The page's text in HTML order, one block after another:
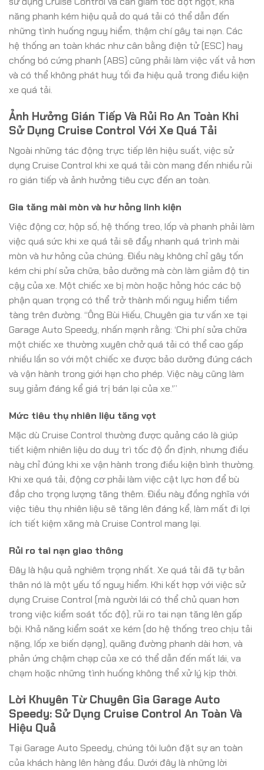
năng phanh kém hiệu quả do quá tải có thể dẫn đến
những tình huống nguy hiểm, thậm chí gây tai nạn. Các
hệ thống an toàn khác như cân bằng điện tử (ESC) hay
chống bó cứng phanh (ABS) cũng phải làm việc vất vả hơn
và có thể không phát huy tối đa hiệu quả trong điều kiện
xe quá tải.
Ảnh Hưởng Gián Tiếp Và Rủi Ro An Toàn Khi
Sử Dụng Cruise Control Với Xe Quá Tải
Ngoài những tác động trực tiếp lên hiệu suất, việc sử
dụng Cruise Control khi xe quá tải còn mang đến nhiều rủi
ro gián tiếp và ảnh hưởng tiêu cực đến an toàn.
Gia tăng mài mòn và hư hỏng linh kiện
Việc động cơ, hộp số, hệ thống treo, lốp và phanh phải làm
việc quá sức khi xe quá tải sẽ đẩy nhanh quá trình mài
mòn và hư hỏng của chúng. Điều này không chỉ gây tốn
kém chi phí sửa chữa, bảo dưỡng mà còn làm giảm độ tin
cậy của xe. Một chiếc xe bị mòn hoặc hỏng hóc các bộ
phận quan trọng có thể trở thành mối nguy hiểm tiềm
tàng trên đường. “Ông Bùi Hiếu, Chuyên gia tư vấn xe tại
Garage Auto Speedy, nhấn mạnh rằng: ‘Chi phí sửa chữa
một chiếc xe thường xuyên chở quá tải có thể cao gấp
nhiều lần so với một chiếc xe được bảo dưỡng đúng cách
và vận hành trong giới hạn cho phép. Việc này cũng làm
suy giảm đáng kể giá trị bán lại của xe.'”
Mức tiêu thụ nhiên liệu tăng vọt
Mặc dù Cruise Control thường được quảng cáo là giúp
tiết kiệm nhiên liệu do duy trì tốc độ ổn định, nhưng điều
này chỉ đúng khi xe vận hành trong điều kiện bình thường.
Khi xe quá tải, động cơ phải làm việc cật lực hơn để bù
đắp cho trọng lượng tăng thêm. Điều này đồng nghĩa với
việc tiêu thụ nhiên liệu sẽ tăng lên đáng kể, làm mất đi lợi
ích tiết kiệm xăng mà Cruise Control mang lại.
Rủi ro tai nạn giao thông
Đây là hậu quả nghiêm trọng nhất. Xe quá tải đã tự bản
thân nó là một yếu tố nguy hiểm. Khi kết hợp với việc sử
dụng Cruise Control (mà người lái có thể chủ quan hơn
trong việc kiểm soát tốc độ), rủi ro tai nạn tăng lên gấp
bội. Khả năng kiểm soát xe kém (do hệ thống treo chịu tải
nặng, lốp xe biến dạng), quãng đường phanh dài hơn, và
phản ứng chậm chạp của xe có thể dẫn đến mất lái, va
chạm hoặc những tình huống không thể xử lý kịp thời.
Lời Khuyên Từ Chuyên Gia Garage Auto
Speedy: Sử Dụng Cruise Control An Toàn Và
Hiệu Quả
Tại Garage Auto Speedy, chúng tôi luôn đặt sự an toàn
của khách hàng lên hàng đầu. Dưới đây là những lời